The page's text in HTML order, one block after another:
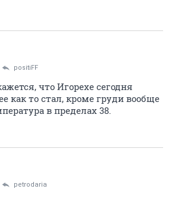
positiFF
что Игорехе сегодня
как то стал, кроме груди вообще
в пределах 38.
petrodaria